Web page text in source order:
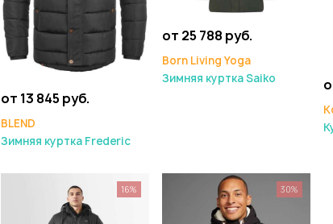
от 13 845 руб.
BLEND
Зимняя куртка Frederic
от 25 788 руб.
Born Living Yoga
Зимняя куртка Saiko
16% 30%